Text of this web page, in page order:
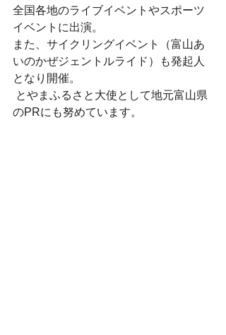
全国各地のライブイベントやスポーツ
イベントに出演。
また、サイクリングイベント（富山あ
いのかぜジェントルライド）も発起人
となり開催。
のPRにも努めています。